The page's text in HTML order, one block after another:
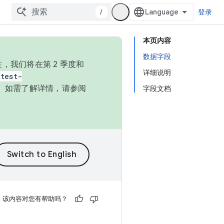
/ 登录
本页内容
数据字段
详细说明
字段文档
我们将在第 2 季度和
如需了解详情，请参阅
该内容对您有帮助吗？